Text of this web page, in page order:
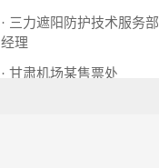
· 三力遮阳防护技术服务部
经理
· 甘肃机场某售票处